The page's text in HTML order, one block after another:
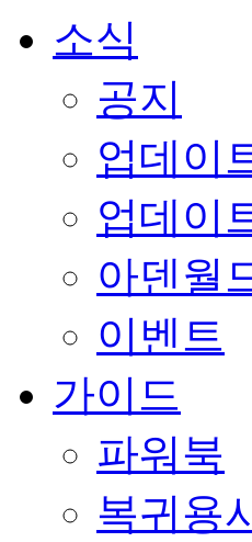
소식
공지
업데이
업데이
아덴월
이벤트
가이드
파워북
복귀용